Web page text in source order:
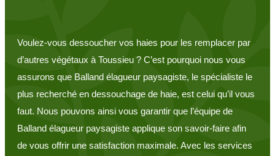
Voulez-vous dessoucher vos haies pour les remplacer par
d’autres végétaux à Toussieu ? C’est pourquoi nous vous
assurons que Balland élagueur paysagiste, le spécialiste le
plus recherché en dessouchage de haie, est celui qu’il vous
faut. Nous pouvons ainsi vous garantir que l’équipe de
Balland élagueur paysagiste applique son savoir-faire afin
de vous offrir une satisfaction maximale. Avec les services